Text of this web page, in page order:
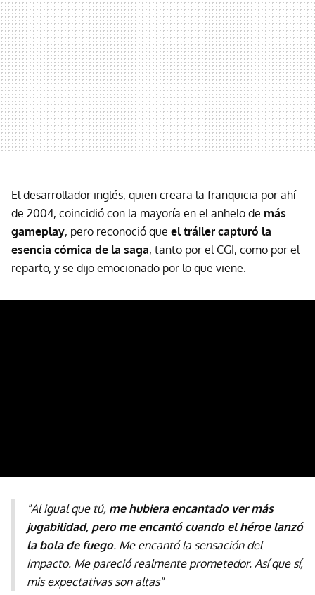
El desarrollador inglés, quien creara la franquicia por ahí
de 2004, coincidió con la mayoría en el anhelo de más
gameplay, pero reconoció que el tráiler capturó la
esencia cómica de la saga, tanto por el CGI, como por el
reparto, y se dijo emocionado por lo que viene.
"Al igual que tú, me hubiera encantado ver más
jugabilidad, pero me encantó cuando el héroe lanzó
la bola de fuego. Me encantó la sensación del
impacto. Me pareció realmente prometedor. Así que sí,
mis expectativas son altas"